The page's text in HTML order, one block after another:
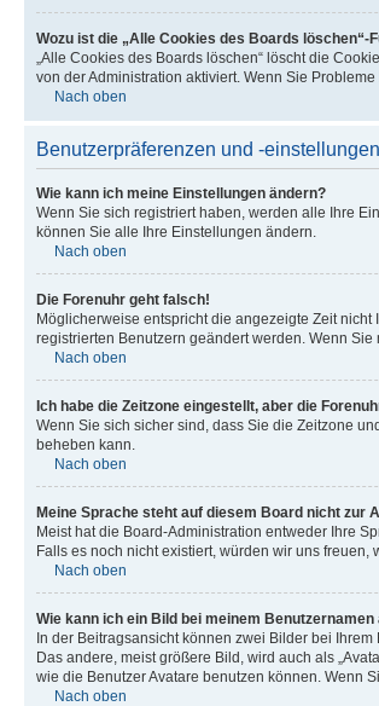
Wozu ist die „Alle Cookies des Boards löschen“-
„Alle Cookies des Boards löschen“ löscht die
von der Administration aktiviert. Wenn Sie
Nach oben
Benutzerpräferenzen und -einstellungen
Wie kann ich meine Einstellungen ändern?
Wenn Sie sich registriert haben, werden alle Ihre
können Sie alle Ihre Einstellungen ändern.
Nach oben
Die Forenuhr geht falsch!
Möglicherweise entspricht die angezeigte Zeit
registrierten Benutzern geändert werden. Wenn
Nach oben
Ich habe die Zeitzone eingestellt, aber die
Wenn Sie sich sicher sind, dass Sie die Zeitzone
beheben kann.
Nach oben
Meine Sprache steht auf diesem Board nicht zur
Meist hat die Board-Administration entweder Ihre
Falls es noch nicht existiert, würden wir uns
Nach oben
Wie kann ich ein Bild bei meinem Benutzernamen
In der Beitragsansicht können zwei Bilder bei
Das andere, meist größere Bild, wird auch als
wie die Benutzer Avatare benutzen können. Wenn
Nach oben